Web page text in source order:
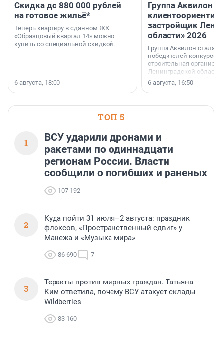
Скидка до 880 000 рублей
на готовое жильё*
Теперь квартиру в сданном ЖК
«Образцовый квартал 14» можно
купить со специальной скидкой.
6 августа, 18:00
Группа Аквилон
застройщик
области» 2026
Группа Аквилон стала
победителей конкурса
строительная
Ленинградской области
номинации «Самый
застройщик
области».
6 августа, 16:50
ТОП 5
1
ВСУ ударили дронами и
ракетами по одиннадцати
регионам России. Власти
сообщили о погибших и раненых
107 192
2
Куда пойти 31 июля–2 августа: праздник
флоксов, «Пространственный сдвиг» у
Манежа и «Музыка мира»
86 690 7
3
Теракты против мирных граждан. Татьяна
Ким ответила, почему ВСУ атакует склады
Wildberries
83 160